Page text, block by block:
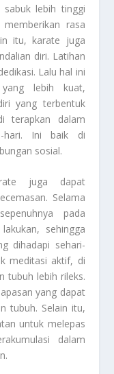
lebih tinggi
rasa
itu, karate juga
diri. Latihan
Lalu hal ini
lebih kuat,
yang terbentuk
terapkan dalam
hari. Ini baik di
sosial.
juga dapat
Selama
pada
sehingga
dihadapi sehari-
meditasi aktif, di
tubuh lebih rileks.
yang dapat
tubuh. Selain itu,
untuk melepas
dalam